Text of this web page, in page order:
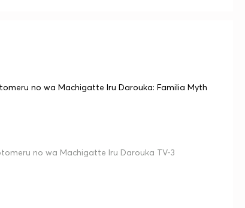
no wa Machigatte Iru Darouka: Familia Myth
no wa Machigatte Iru Darouka TV-3